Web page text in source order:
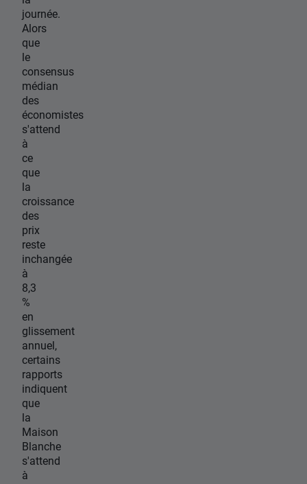
journée.
Alors
que
le
consensus
médian
des
économistes
s'attend
à
ce
que
la
croissance
des
prix
reste
inchangée
à
8,3
%
en
glissement
annuel,
certains
rapports
indiquent
que
la
Maison
Blanche
s'attend
à